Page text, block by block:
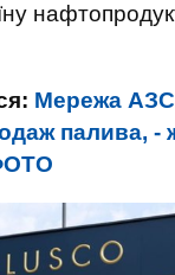
Мережа
палива, -